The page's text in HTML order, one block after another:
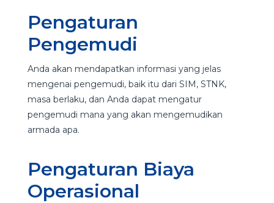
Pengaturan
Pengemudi
Anda akan mendapatkan informasi yang jelas
mengenai pengemudi, baik itu dari SIM, STNK,
masa berlaku, dan Anda dapat mengatur
pengemudi mana yang akan mengemudikan
armada apa.
Pengaturan Biaya
Operasional